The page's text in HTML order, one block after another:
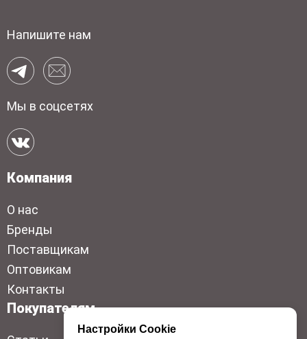
Напишите нам
Мы в соцсетях
Компания
О нас
Бренды
Поставщикам
Оптовикам
Контакты
Покупателям
Настройки Cookie